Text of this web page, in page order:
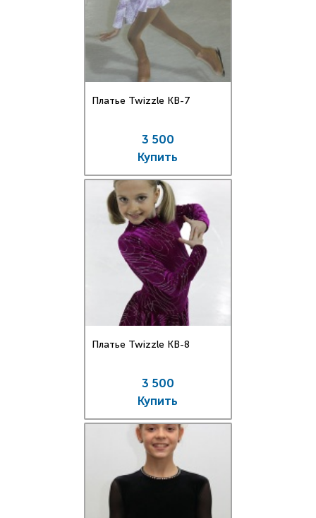
Платье Twizzle КВ-7
3 500
Купить
Платье Twizzle КВ-8
3 500
Купить